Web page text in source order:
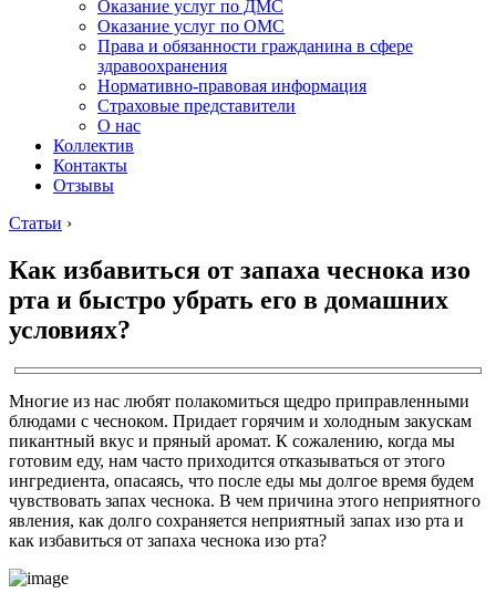
Оказание услуг по ДМС
Оказание услуг по ОМС
Права и обязанности гражданина в сфере
здравоохранения
Нормативно-правовая информация
Страховые представители
О нас
Коллектив
Контакты
Отзывы
Статьи ›
Как избавиться от запаха чеснока изо
рта и быстро убрать его в домашних
условиях?
Многие из нас любят полакомиться щедро приправленными
блюдами с чесноком. Придает горячим и холодным закускам
пикантный вкус и пряный аромат. К сожалению, когда мы
готовим еду, нам часто приходится отказываться от этого
ингредиента, опасаясь, что после еды мы долгое время будем
чувствовать запах чеснока. В чем причина этого неприятного
явления, как долго сохраняется неприятный запах изо рта и
как избавиться от запаха чеснока изо рта?